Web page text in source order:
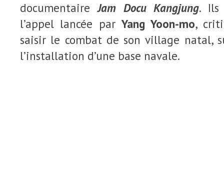
documentaireJam Docu Kangjung. Ils
l’appel lancée par Yang Yoon-mo,
saisir le combat de son village natal,
l’installation d’une base navale.